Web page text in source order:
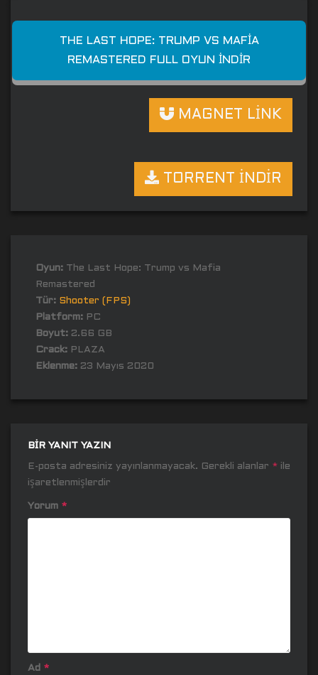
THE LAST HOPE: TRUMP VS MAFIA
REMASTERED FULL OYUN İNDIR
MAGNET LİNK
TORRENT İNDİR
Oyun: The Last Hope: Trump vs Mafia
Remastered
Tür: Shooter (FPS)
Platform: PC
Boyut: 2.66 GB
Crack: PLAZA
Eklenme: 23 Mayıs 2020
BIR YANIT YAZIN
E-posta adresiniz yayınlanmayacak. Gerekli alanlar * ile
işaretlenmişlerdir
Yorum *
Ad *